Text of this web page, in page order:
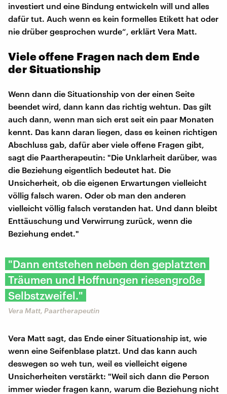
investiert und eine Bindung entwickeln will und alles
dafür tut. Auch wenn es kein formelles Etikett hat oder
nie drüber gesprochen wurde“, erklärt Vera Matt.
Viele offene Fragen nach dem Ende
der Situationship
Wenn dann die Situationship von der einen Seite
beendet wird, dann kann das richtig wehtun. Das gilt
auch dann, wenn man sich erst seit ein paar Monaten
kennt. Das kann daran liegen, dass es keinen richtigen
Abschluss gab, dafür aber viele offene Fragen gibt,
sagt die Paartherapeutin: "Die Unklarheit darüber, was
die Beziehung eigentlich bedeutet hat. Die
Unsicherheit, ob die eigenen Erwartungen vielleicht
völlig falsch waren. Oder ob man den anderen
vielleicht völlig falsch verstanden hat. Und dann bleibt
Enttäuschung und Verwirrung zurück, wenn die
Beziehung endet."
"Dann entstehen neben den geplatzten
Träumen und Hoffnungen riesengroße
Selbstzweifel."
Vera Matt, Paartherapeutin
Vera Matt sagt, das Ende einer Situationship ist, wie
wenn eine Seifenblase platzt. Und das kann auch
deswegen so weh tun, weil es vielleicht eigene
Unsicherheiten verstärkt: "Weil sich dann die Person
immer wieder fragen kann, warum die Beziehung nicht